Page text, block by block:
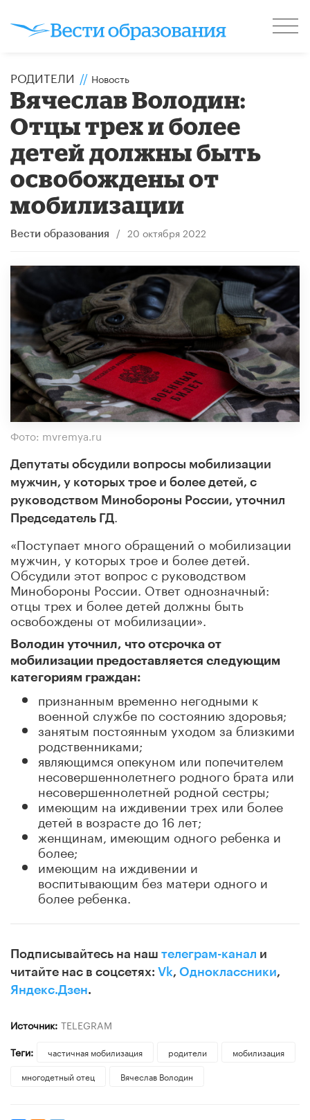
РОДИТЕЛИ // Новость
Вячеслав Володин:
Отцы трех и более
детей должны быть
освобождены от
мобилизации
Вести образования / 20 октября 2022
Фото: mvremya.ru
Депутаты обсудили вопросы мобилизации
мужчин, у которых трое и более детей, с
руководством Минобороны России, уточнил
Председатель ГД
«Поступает много обращений о мобилизации
мужчин, у которых трое и более детей.
Обсудили этот вопрос с руководством
Минобороны России. Ответ однозначный:
отцы трех и более детей должны быть
освобождены от мобилизации».
Володин уточнил, что отсрочка от
мобилизации предоставляется следующим
категориям граждан:
признанным временно негодными к
военной службе по состоянию здоровья;
занятым постоянным уходом за близкими
родственниками;
являющимся опекуном или попечителем
несовершеннолетнего родного брата или
несовершеннолетней родной сестры;
имеющим на иждивении трех или более
детей в возрасте до 16 лет;
женщинам, имеющим одного ребенка и
более;
имеющим на иждивении и
воспитывающим без матери одного и
более ребенка.
Подписывайтесь на наш телеграм-канал и
читайте нас в соцсетях: Vk, Одноклассники,
Яндекс.Дзен.
Источник: TELEGRAM
Теги:
частичная мобилизация родители
мобилизация
многодетный отец
Вячеслав Володин